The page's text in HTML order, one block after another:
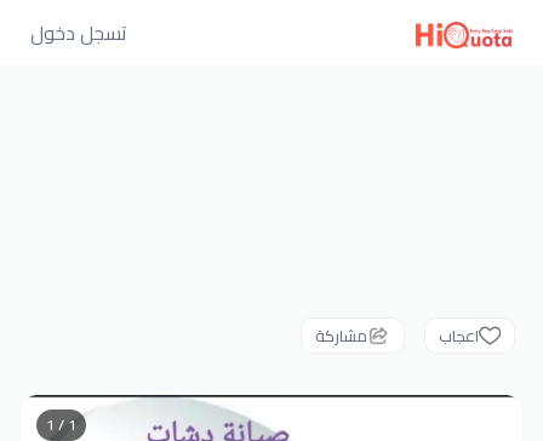
تسجل دخول
اعجاب مشاركة
1 / 1